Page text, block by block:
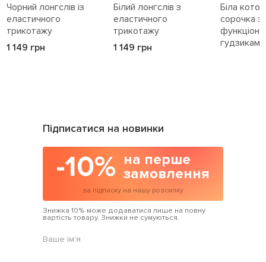
Чорний лонгслів із
еластичного
трикотажу
1 149 грн
Білий лонгслів з
еластичного
трикотажу
1 149 грн
Біла
сорочка з
гудзиками
Підписатися на новинки
-10% на перше
замовлення
за підписку на нашу розсилку
Знижка 10% може додаватися лише на повну
вартість товару. Знижки не сумуються.